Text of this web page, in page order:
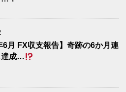
6月 FX収支報告】奇跡の6か月連
達成…